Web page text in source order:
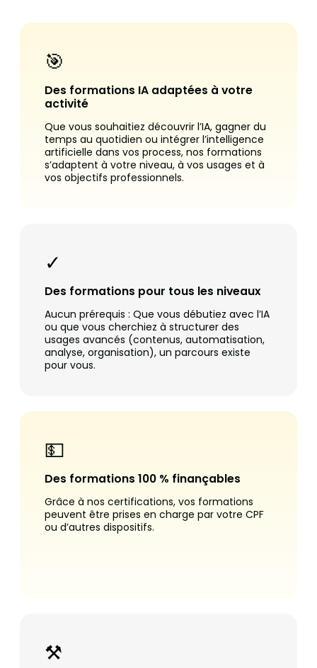
🎯
Des formations IA adaptées à votre
activité
Que vous souhaitiez découvrir l’IA, gagner du
temps au quotidien ou intégrer l’intelligence
artificielle dans vos process, nos formations
s’adaptent à votre niveau, à vos usages et à
vos objectifs professionnels.
✓
Des formations pour tous les niveaux
Aucun prérequis : Que vous débutiez avec l’IA
ou que vous cherchiez à structurer des
usages avancés (contenus, automatisation,
analyse, organisation), un parcours existe
pour vous.
💵
Des formations 100 % finançables
Grâce à nos certifications, vos formations
peuvent être prises en charge par votre CPF
ou d’autres dispositifs.
⚒️